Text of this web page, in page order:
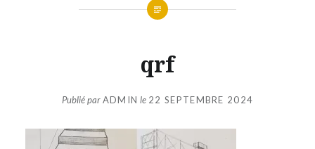
qrf
Publié parADMIN le 22 SEPTEMBRE 2024